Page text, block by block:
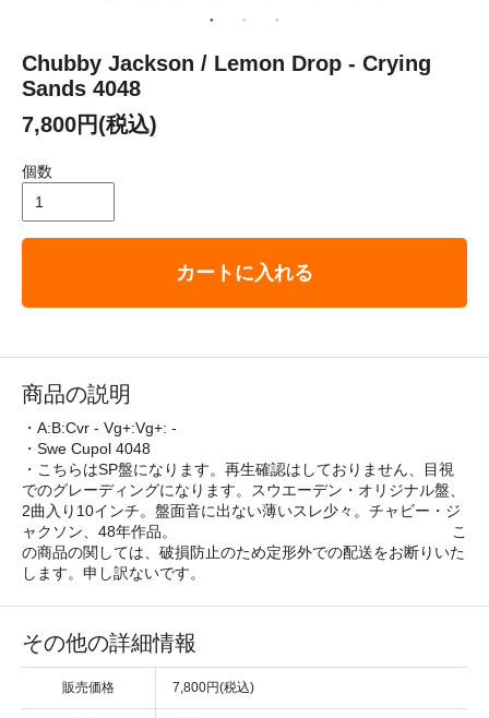
Chubby Jackson / Lemon Drop - Crying
Sands 4048
7,800円(税込)
個数
カートに入れる
商品の説明
・A:B:Cvr - Vg+:Vg+: -
・Swe Cupol 4048
・こちらはSP盤になります。再生確認はしておりません、目視
でのグレーディングになります。スウエーデン・オリジナル盤、
2曲入り10インチ。盤面音に出ない薄いスレ少々。チャビー・ジ
ャクソン、48年作品。 こ
の商品の関しては、破損防止のため定形外での配送をお断りいた
します。申し訳ないです。
その他の詳細情報
販売価格 7,800円(税込)